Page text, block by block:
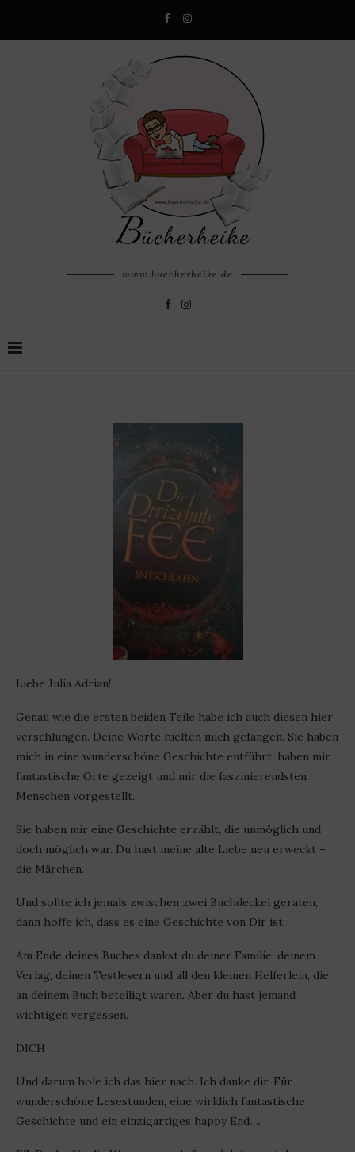
www.buecherheike.de
Liebe Julia Adrian!
Genau wie die ersten beiden Teile habe ich auch diesen hier
verschlungen. Deine Worte hielten mich gefangen. Sie haben
mich in eine wunderschöne Geschichte entführt, haben mir
fantastische Orte gezeigt und mir die faszinierendsten
Menschen vorgestellt.
Sie haben mir eine Geschichte erzählt, die unmöglich und
doch möglich war. Du hast meine alte Liebe neu erweckt –
die Märchen.
Und sollte ich jemals zwischen zwei Buchdeckel geraten,
dann hoffe ich, dass es eine Geschichte von Dir ist.
Am Ende deines Buches dankst du deiner Familie, deinem
Verlag, deinen Testlesern und all den kleinen Helferlein, die
an deinem Buch beteiligt waren. Aber du hast jemand
wichtigen vergessen.
DICH
Und darum hole ich das hier nach. Ich danke dir. Für
wunderschöne Lesestunden, eine wirklich fantastische
Geschichte und ein einzigartiges happy End….